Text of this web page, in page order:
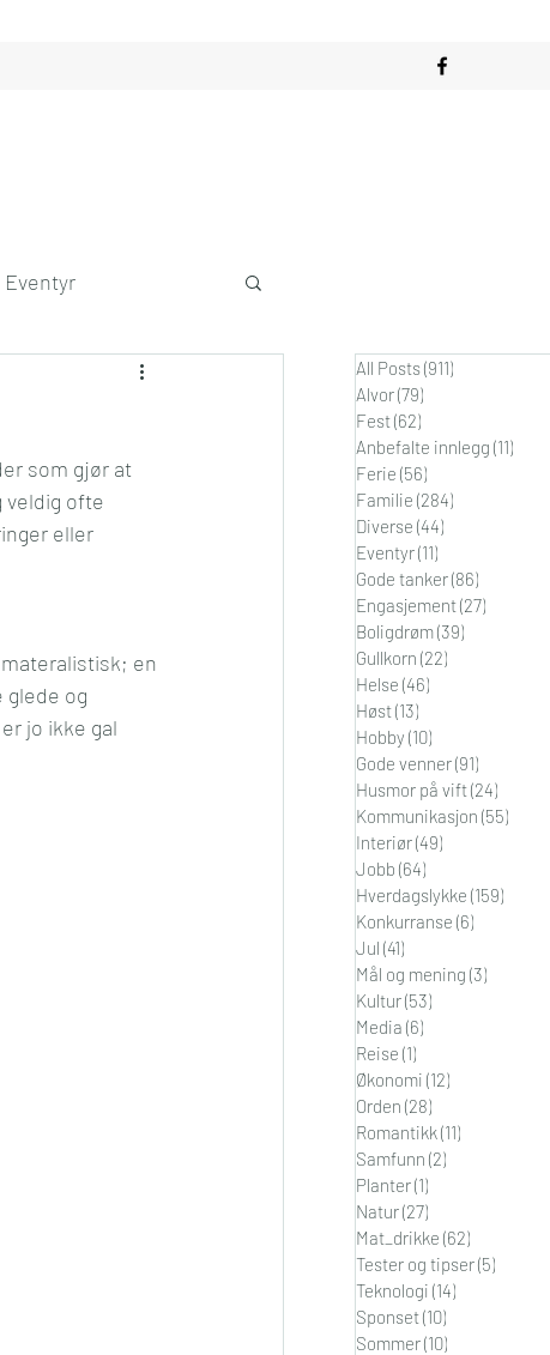
Eventyr
som gjør at
veldig ofte
eller
en
og
jo ikke gal
All Posts(911)
Alvor(79)
Fest(62)
Anbefalte innlegg (11)
Ferie (56)
Familie (284)
Diverse (44)
Eventyr(11)
Gode tanker(86)
Engasjement(27)
Boligdrøm(39)
Gullkorn (22)
Helse (46)
Høst(13)
Hobby (10)
Gode venner(91)
Husmor på vift(24)
Kommunikasjon (55)
Interiør(49)
Jobb (64)
Hverdagslykke (159)
Konkurranse (6)
Jul (41)
Mål og mening (3)
Kultur(53)
Media (6)
Reise (1)
Økonomi (12)
Orden (28)
Romantikk(11)
Samfunn (2)
Planter(1)
Natur(27)
Mat_drikke (62)
Tester og tipser(5)
Teknologi (14)
Sponset(10)
Sommer(10)